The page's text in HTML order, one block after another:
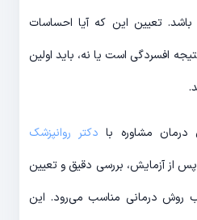
باشد. تعیین این که آیا احساسات
افسردگی است یا نه، باید اولین
مشاوره با دکتر روانپزشک
از آزمایش، بررسی دقیق و تعیین
نوع افسردگی، به سراغ انتخاب روش درمانی مناسب می‌‎رود. این